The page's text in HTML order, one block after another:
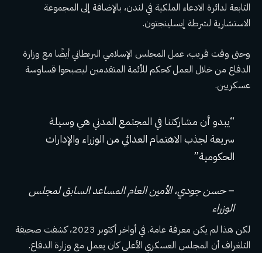
التابعة لدائرة الادعاء الملكية في لندن، بالإضافة إلى المجموعة
الاستشارية لشرطة إيسلينجتون.
وحتى وقت قريب، عمل المجلس الإسلامي البريطاني أيضًا مع وزارة
الدفاع من خلال العمل كحكم للأئمة المتقدمين ليصبحوا قساوسة
عسكريين.
“يبدو أن مشاركتنا في المجتمع المدني هي وسيلة
سريعة لجذب الاهتمام العدائي من الوزراء والإدارات
الحكومية”
–حسن جودي، الأمين العام المساعد السابق لمجلس
الوزراء
لكن هذا لم يكن معرفة عامة. في أواخر أكتوبر 2023، كشفت صحيفة
التلغراف أن المجلس العسكري الأعلى كان يعمل مع وزارة الدفاع.